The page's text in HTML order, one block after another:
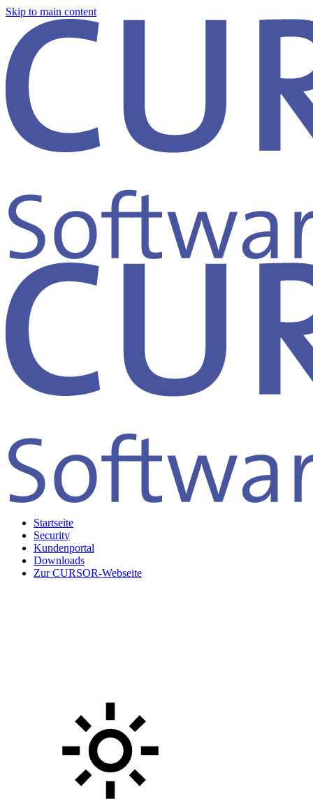
Skip to main content
Startseite
Security
Kundenportal
Downloads
Zur CURSOR-Webseite